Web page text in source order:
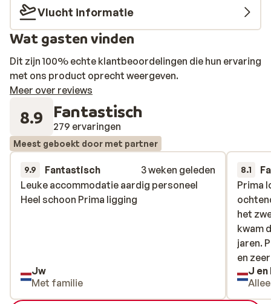
Vlucht informatie
Wat gasten vinden
Dit zijn 100% echte klantbeoordelingen die hun ervaring
met ons product oprecht weergeven.
Meer over reviews
8.9 Fantastisch
279 ervaringen
Meest geboekt door met partner
9.9 Fantastisch
3 weken geleden
Leuke accommodatie aardig personeel
Heel schoon Prima ligging
Leuke accommodatie aardig personeel
Heel schoon Prima ligging
Jw
Met familie
8.1
Prima
het
kwam
jaren.
en
Prima
het
kwam
jaren.
en
J en